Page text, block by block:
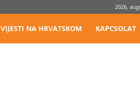
2026,
VIJESTI NA HRVATSKOM KAPCSOLAT